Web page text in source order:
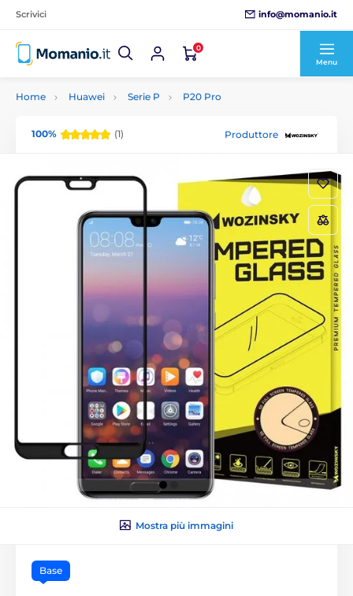
Scrivici info@momanio.it
0
Menu
Home Huawei Serie P P20 Pro
100% (1) Produttore
Mostra più immagini
Base